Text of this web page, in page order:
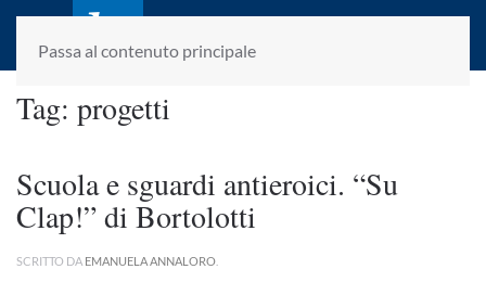
Passa al contenuto principale
laletteraturaenoi.it
fondato da Romano Luperini
Tag: progetti
Scuola e sguardi antieroici. “Su
Clap!” di Bortolotti
SCRITTO DA EMANUELA ANNALORO